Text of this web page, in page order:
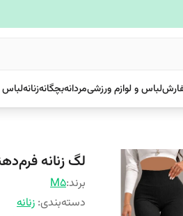
لباس و لوازم ورزشیمردانهبچگانهزنانهلباس
لگ زنانه
برند:M5
دسته‌بندی: زنانه